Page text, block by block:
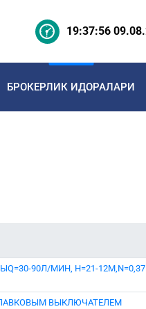
19:37:56
БРОКЕРЛИК ИДОРАЛАРИ
90Л/МИН, Н=21-
ВЫКЛЮЧАТЕЛЕМ